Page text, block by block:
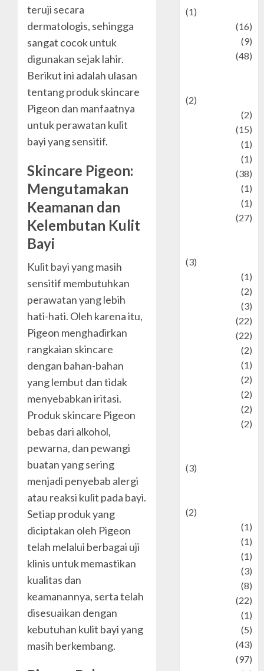
teruji secara
dermatologis, sehingga
sangat cocok untuk
digunakan sejak lahir.
Berikut ini adalah ulasan
tentang produk skincare
Pigeon dan manfaatnya
untuk perawatan kulit
bayi yang sensitif.
Skincare Pigeon:
Mengutamakan
Keamanan dan
Kelembutan Kulit
Bayi
Kulit bayi yang masih
sensitif membutuhkan
perawatan yang lebih
hati-hati. Oleh karena itu,
Pigeon menghadirkan
rangkaian skincare
dengan bahan-bahan
yang lembut dan tidak
menyebabkan iritasi.
Produk skincare Pigeon
bebas dari alkohol,
pewarna, dan pewangi
buatan yang sering
menjadi penyebab alergi
atau reaksi kulit pada bayi.
Setiap produk yang
diciptakan oleh Pigeon
telah melalui berbagai uji
klinis untuk memastikan
kualitas dan
keamanannya, serta telah
disesuaikan dengan
kebutuhan kulit bayi yang
masih berkembang.
(1)
(16)
(9)
(48)
(2)
(2)
(15)
(1)
(1)
(38)
(1)
(1)
(27)
(3)
(1)
(2)
(3)
(22)
(22)
(2)
(1)
(2)
(2)
(2)
(2)
(3)
(2)
(1)
(1)
(1)
(3)
(8)
(22)
(1)
(5)
(43)
(97)